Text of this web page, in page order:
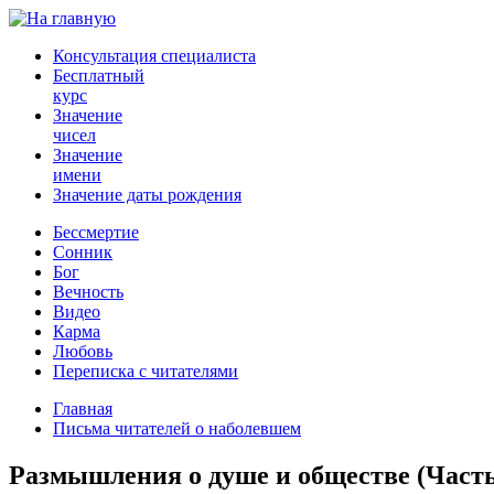
Консультация специалиста
Бесплатный
курс
Значение
чисел
Значение
имени
Значение даты рождения
Бессмертие
Сонник
Бог
Вечность
Видео
Карма
Любовь
Переписка с читателями
Главная
Письма читателей о наболевшем
Размышления о душе и обществе